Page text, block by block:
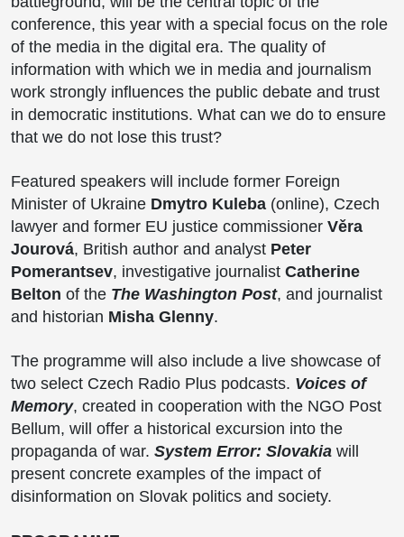
conference, this year with a special focus on the role
of the media in the digital era. The quality of
information with which we in media and journalism
work strongly influences the public debate and trust
in democratic institutions. What can we do to ensure
that we do not lose this trust?
Featured speakers will include former Foreign
Minister of Ukraine Dmytro Kuleba (online), Czech
lawyer and former EU justice commissioner Věra
Jourová, British author and analyst Peter
Pomerantsev, investigative journalist Catherine
Belton of the The Washington Post, and journalist
and historian Misha Glenny.
The programme will also include a live showcase of
two select Czech Radio Plus podcasts. Voices of
Memory, created in cooperation with the NGO Post
Bellum, will offer a historical excursion into the
propaganda of war. System Error: Slovakia will
present concrete examples of the impact of
disinformation on Slovak politics and society.